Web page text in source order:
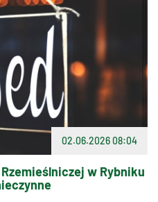
02.06.2026 08:04
w Rybniku